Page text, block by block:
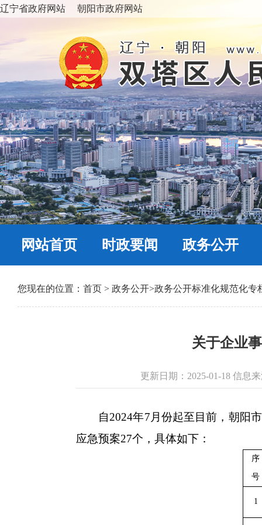
辽宁省政府网站 朝阳市政府网站
网站首页 时政要闻 政务公开
您现在的位置： 首页 > 政务公开>政务公开标准化规范化专
关于企业
更新日期：2025-01-18 信息
自2024年7月份起至目前，朝阳市
应急预案27个，具体如下：
序
号
1